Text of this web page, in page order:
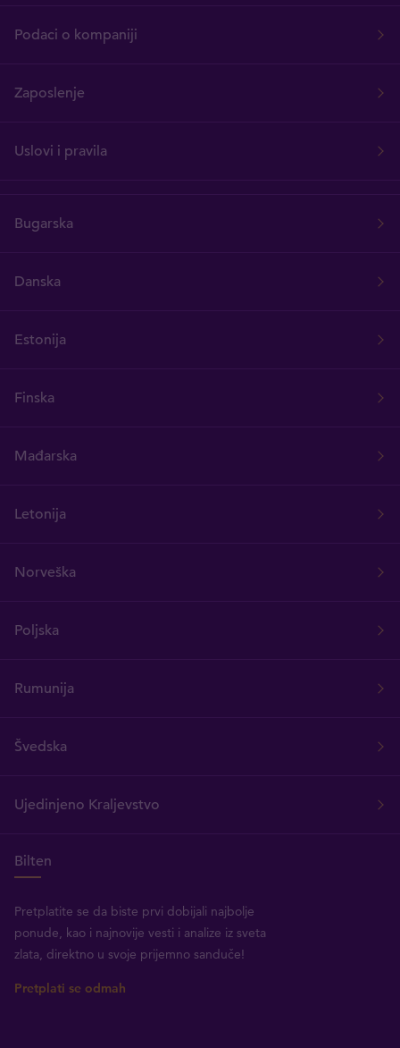
Podaci o kompaniji
Zaposlenje
Uslovi i pravila
Bugarska
Danska
Estonija
Finska
Mađarska
Letonija
Norveška
Poljska
Rumunija
Švedska
Ujedinjeno Kraljevstvo
Bilten
Pretplatite se da biste prvi dobijali najbolje
ponude, kao i najnovije vesti i analize iz sveta
zlata, direktno u svoje prijemno sanduče!
Pretplati se odmah